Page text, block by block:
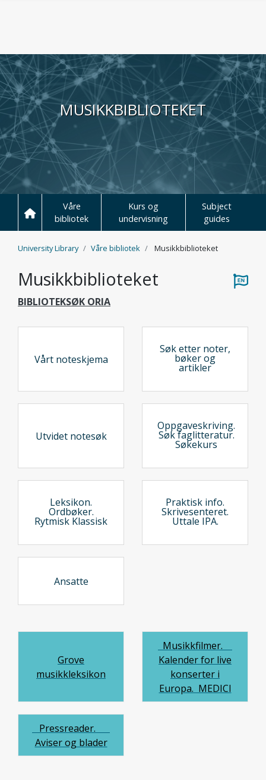
Hopp til hovedinnhold
MUSIKKBIBLIOTEKET
Våre
bibliotek
Kurs og
undervisning
Subject
guides
University Library Våre bibliotek Musikkbiblioteket
Musikkbiblioteket
BIBLIOTEKSØK ORIA
Vårt noteskjema
Søk etter noter,
bøker og
artikler
Utvidet notesøk
Oppgaveskriving.
Søk faglitteratur.
Søkekurs
Leksikon.
Ordbøker.
Rytmisk Klassisk
Praktisk info.
Skrivesenteret.
Uttale IPA.
Ansatte
Grove
musikkleksikon
Musikkfilmer.
Kalender for live
konserter i
Europa. MEDICI
Pressreader.
Aviser og blader